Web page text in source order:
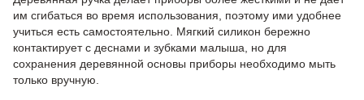
им сгибаться во время использования, поэтому ими удобнее
учиться есть самостоятельно. Мягкий силикон бережно
контактирует с деснами и зубками малыша, но для
сохранения деревянной основы приборы необходимо мыть
только вручную.